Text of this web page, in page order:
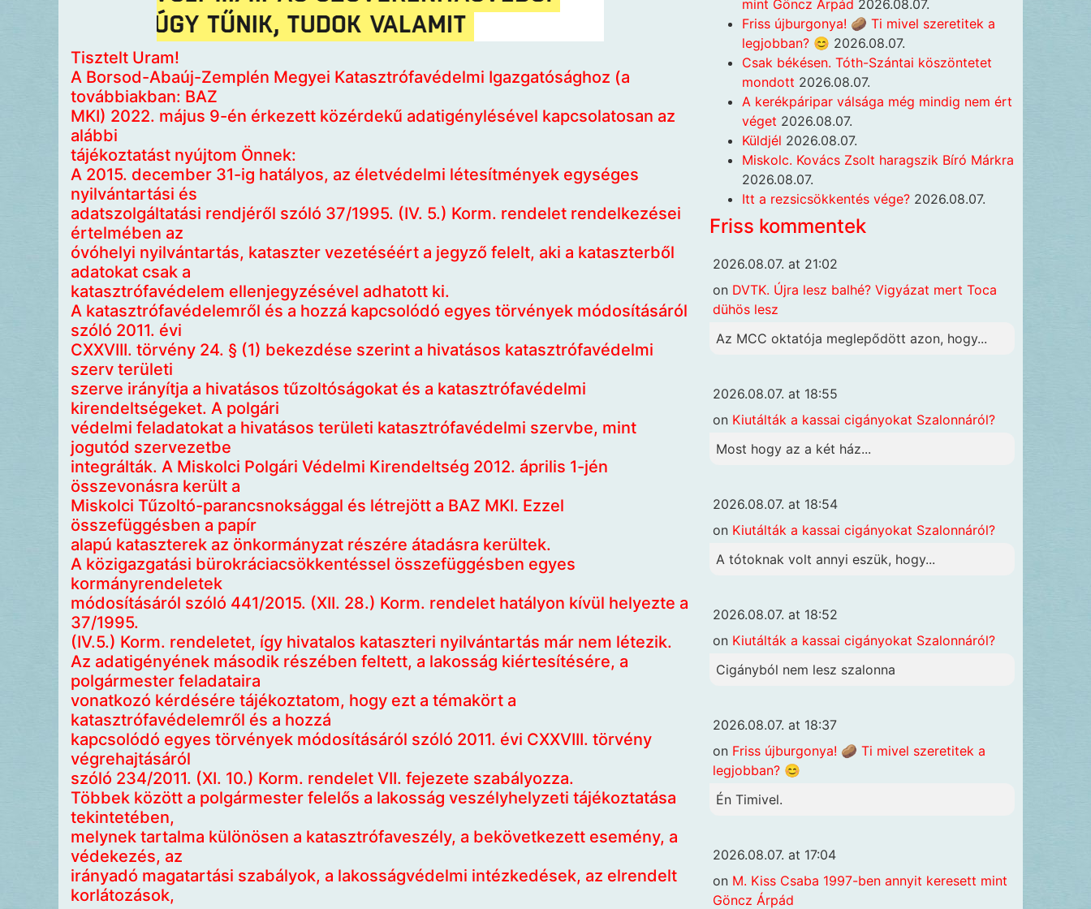
Tisztelt Uram!
A Borsod-Abaúj-Zemplén Megyei Katasztrófavédelmi Igazgatósághoz (a
továbbiakban: BAZ
MKI) 2022. május 9-én érkezett közérdekű adatigénylésével kapcsolatosan az
alábbi
tájékoztatást nyújtom Önnek:
A 2015. december 31-ig hatályos, az életvédelmi létesítmények egységes
nyilvántartási és
adatszolgáltatási rendjéről szóló 37/1995. (IV. 5.) Korm. rendelet rendelkezései
értelmében az
óvóhelyi nyilvántartás, kataszter vezetéséért a jegyző felelt, aki a kataszterből
adatokat csak a
katasztrófavédelem ellenjegyzésével adhatott ki.
A katasztrófavédelemről és a hozzá kapcsolódó egyes törvények módosításáról
szóló 2011. évi
CXXVIII. törvény 24. § (1) bekezdése szerint a hivatásos katasztrófavédelmi
szerv területi
szerve irányítja a hivatásos tűzoltóságokat és a katasztrófavédelmi
kirendeltségeket. A polgári
védelmi feladatokat a hivatásos területi katasztrófavédelmi szervbe, mint
jogutód szervezetbe
integrálták. A Miskolci Polgári Védelmi Kirendeltség 2012. április 1-jén
összevonásra került a
Miskolci Tűzoltó-parancsnoksággal és létrejött a BAZ MKI. Ezzel
összefüggésben a papír
alapú kataszterek az önkormányzat részére átadásra kerültek.
A közigazgatási bürokráciacsökkentéssel összefüggésben egyes
kormányrendeletek
módosításáról szóló 441/2015. (XII. 28.) Korm. rendelet hatályon kívül helyezte a
37/1995.
(IV.5.) Korm. rendeletet, így hivatalos kataszteri nyilvántartás már nem létezik.
Az adatigényének második részében feltett, a lakosság kiértesítésére, a
polgármester feladataira
vonatkozó kérdésére tájékoztatom, hogy ezt a témakört a
katasztrófavédelemről és a hozzá
kapcsolódó egyes törvények módosításáról szóló 2011. évi CXXVIII. törvény
végrehajtásáról
szóló 234/2011. (XI. 10.) Korm. rendelet VII. fejezete szabályozza.
Többek között a polgármester felelős a lakosság veszélyhelyzeti tájékoztatása
tekintetében,
melynek tartalma különösen a katasztrófaveszély, a bekövetkezett esemény, a
védekezés, az
irányadó magatartási szabályok, a lakosságvédelmi intézkedések, az elrendelt
korlátozások,
mint Göncz Árpád 2026.08.07.
Friss újburgonya! 🥔 Ti mivel szeretitek a
legjobban? 😊 2026.08.07.
Csak békésen. Tóth-Szántai köszöntetet
mondott 2026.08.07.
A kerékpáripar válsága még mindig nem ért
véget 2026.08.07.
Küldjél 2026.08.07.
Miskolc. Kovács Zsolt haragszik Bíró Márkra
2026.08.07.
Itt a rezsicsökkentés vége? 2026.08.07.
Friss kommentek
2026.08.07. at 21:02
on DVTK. Újra lesz balhé? Vigyázat mert Toca
dühös lesz
Az MCC oktatója meglepődött azon, hogy...
2026.08.07. at 18:55
on Kiutálták a kassai cigányokat Szalonnáról?
Most hogy az a két ház...
2026.08.07. at 18:54
on Kiutálták a kassai cigányokat Szalonnáról?
A tótoknak volt annyi eszük, hogy...
2026.08.07. at 18:52
on Kiutálták a kassai cigányokat Szalonnáról?
Cigányból nem lesz szalonna
2026.08.07. at 18:37
on Friss újburgonya! 🥔 Ti mivel szeretitek a
legjobban? 😊
Én Timivel.
2026.08.07. at 17:04
on M. Kiss Csaba 1997-ben annyit keresett mint
Göncz Árpád